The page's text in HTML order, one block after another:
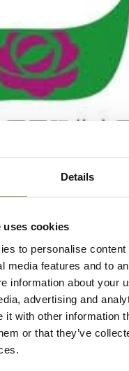
Details
uses cookies
to personalise content
media features and to
information about your
advertising and
it with other information
or that they’ve